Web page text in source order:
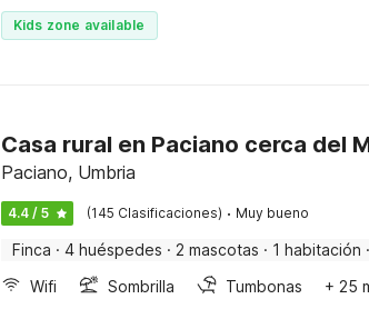
Kids zone available
Casa rural en Paciano cerca del
Paciano, Umbria
4.4 / 5 (145 Clasificaciones) · Muy bueno
Finca · 4 huéspedes · 2 mascotas · 1 habitación ·
Wifi
Sombrilla Tumbonas
+ 25